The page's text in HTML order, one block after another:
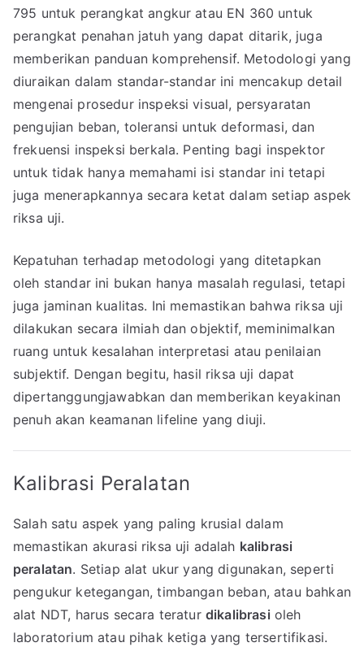
795 untuk perangkat angkur atau EN 360 untuk
perangkat penahan jatuh yang dapat ditarik, juga
memberikan panduan komprehensif. Metodologi yang
diuraikan dalam standar-standar ini mencakup detail
mengenai prosedur inspeksi visual, persyaratan
pengujian beban, toleransi untuk deformasi, dan
frekuensi inspeksi berkala. Penting bagi inspektor
untuk tidak hanya memahami isi standar ini tetapi
juga menerapkannya secara ketat dalam setiap aspek
riksa uji.
Kepatuhan terhadap metodologi yang ditetapkan
oleh standar ini bukan hanya masalah regulasi, tetapi
juga jaminan kualitas. Ini memastikan bahwa riksa uji
dilakukan secara ilmiah dan objektif, meminimalkan
ruang untuk kesalahan interpretasi atau penilaian
subjektif. Dengan begitu, hasil riksa uji dapat
dipertanggungjawabkan dan memberikan keyakinan
penuh akan keamanan lifeline yang diuji.
Kalibrasi Peralatan
Salah satu aspek yang paling krusial dalam
memastikan akurasi riksa uji adalah kalibrasi
peralatan. Setiap alat ukur yang digunakan, seperti
pengukur ketegangan, timbangan beban, atau bahkan
alat NDT, harus secara teratur dikalibrasi oleh
laboratorium atau pihak ketiga yang tersertifikasi.